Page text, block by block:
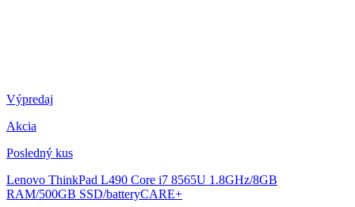
Výpredaj
Akcia
Posledný kus
Lenovo ThinkPad L490 Core i7 8565U 1.8GHz/8GB
RAM/500GB SSD/batteryCARE+